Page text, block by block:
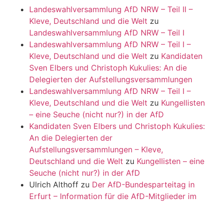
Landeswahlversammlung AfD NRW – Teil II –
Kleve, Deutschland und die Welt zu
Landeswahlversammlung AfD NRW – Teil I
Landeswahlversammlung AfD NRW – Teil I –
Kleve, Deutschland und die Welt zu Kandidaten
Sven Elbers und Christoph Kukulies: An die
Delegierten der Aufstellungsversammlungen
Landeswahlversammlung AfD NRW – Teil I –
Kleve, Deutschland und die Welt zu Kungellisten
– eine Seuche (nicht nur?) in der AfD
Kandidaten Sven Elbers und Christoph Kukulies:
An die Delegierten der
Aufstellungsversammlungen – Kleve,
Deutschland und die Welt zu Kungellisten – eine
Seuche (nicht nur?) in der AfD
Ulrich Althoff zu Der AfD-Bundesparteitag in
Erfurt – Information für die AfD-Mitglieder im